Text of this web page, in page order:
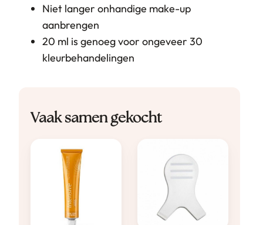
Niet langer onhandige make-up
aanbrengen
20 ml is genoeg voor ongeveer 30
kleurbehandelingen
Vaak samen gekocht